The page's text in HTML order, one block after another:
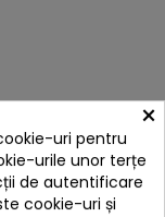
×
uri pentru
urile unor terțe
de autentificare
cookie-uri și